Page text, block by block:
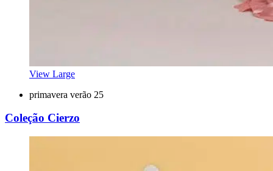
View Large
primavera verão 25
Coleção Cierzo